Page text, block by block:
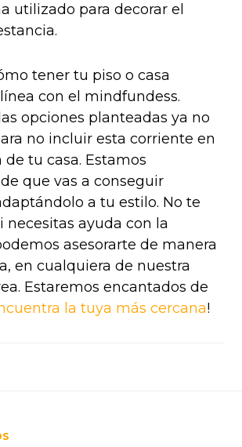
utilizado para decorar el
tener tu piso o casa
con el mindfundess.
opciones planteadas ya no
no incluir esta corriente en
de tu casa. Estamos
que vas a conseguir
a tu estilo. No te
necesitas ayuda con la
asesorarte de manera
en cualquiera de nuestra
Estaremos encantados de
la tuya más cercana!